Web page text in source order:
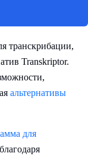
транскрибации,
Transkriptor.
альтернативы
для